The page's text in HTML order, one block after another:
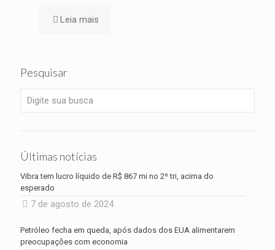
Leia mais
Pesquisar
Últimas notícias
Vibra tem lucro líquido de R$ 867 mi no 2º tri, acima do
esperado
7 de agosto de 2024
Petróleo fecha em queda, após dados dos EUA alimentarem
preocupações com economia